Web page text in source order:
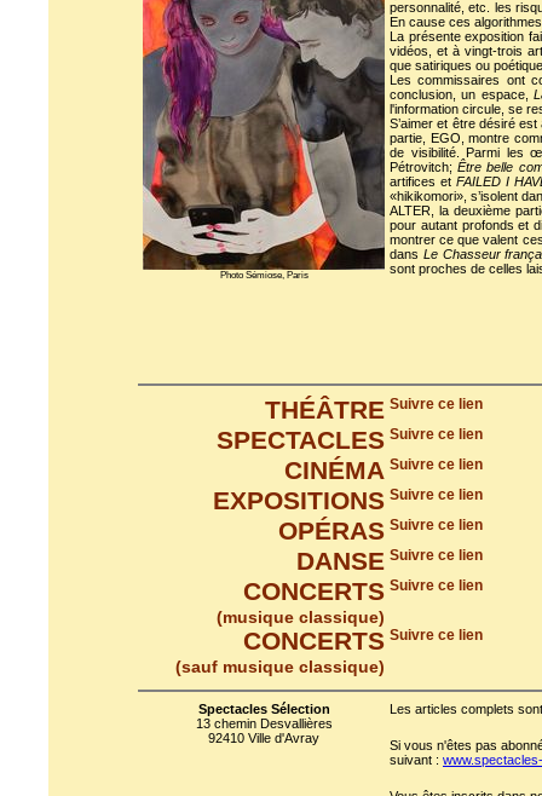
Photo Sémiose, Paris
personnalité, etc. les
En cause ces
La présente exposition
vidéos, et à vingt-trois
que satiriques ou
Les commissaires ont
conclusion, un espace,
l'information circule, se
S’aimer et être désiré
partie, EGO, montre
de visibilité. Parmi les
Pétrovitch;Être belle
artifices etFAILED I
«hikikomori», s’isolent
ALTER, la deuxième
pour autant profonds et
montrer ce que valent
dans Le Chasseur
sont proches de celles
THÉÂTRE Suivre ce lien
SPECTACLES Suivre ce lien
CINÉMA Suivre ce lien
EXPOSITIONS Suivre ce lien
OPÉRAS Suivre ce lien
DANSE Suivre ce lien
CONCERTS
(musique classique)
Suivre ce lien
CONCERTS
(sauf musique classique)
Suivre ce lien
Spectacles Sélection
13 chemin Desvallières
92410 Ville d'Avray
Les articles complets
Si vous n'êtes pas
suivant :